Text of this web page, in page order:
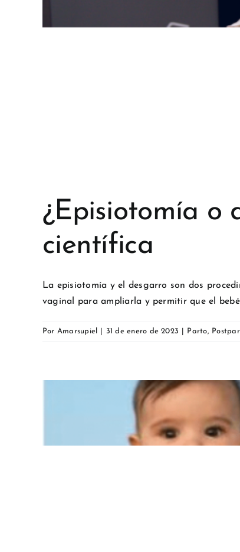
¿Episiotomía o
científica
La episiotomía y el desgarro son dos
vaginal para ampliarla y permitir que el
Por Amarsupiel 31 de enero de 2023 Parto,